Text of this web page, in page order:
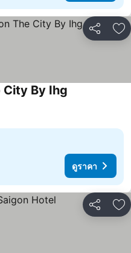
แชร์ เ
City By Ihg
ดูราคา
แชร์ เ